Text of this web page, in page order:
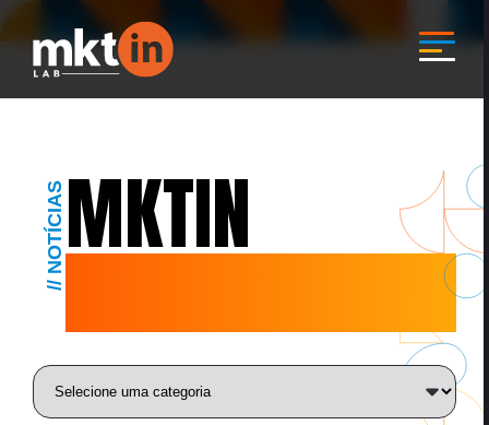
// NOTÍCIASMKTIN
BLOG